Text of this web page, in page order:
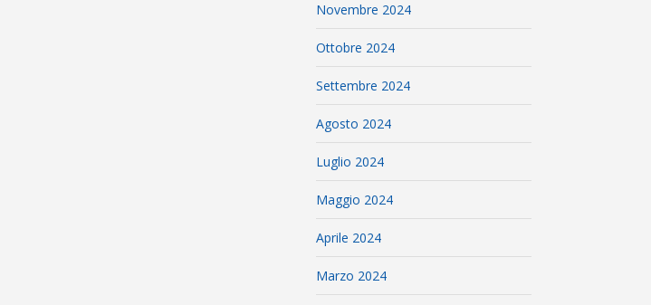
Novembre 2024
Ottobre 2024
Settembre 2024
Agosto 2024
Luglio 2024
Maggio 2024
Aprile 2024
Marzo 2024